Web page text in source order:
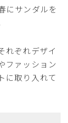
にサンダルを
れぞれデザイ
ファッション
に取り入れて